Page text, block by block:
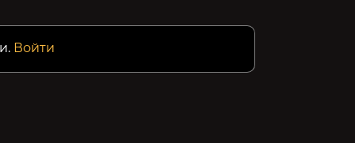
Войти